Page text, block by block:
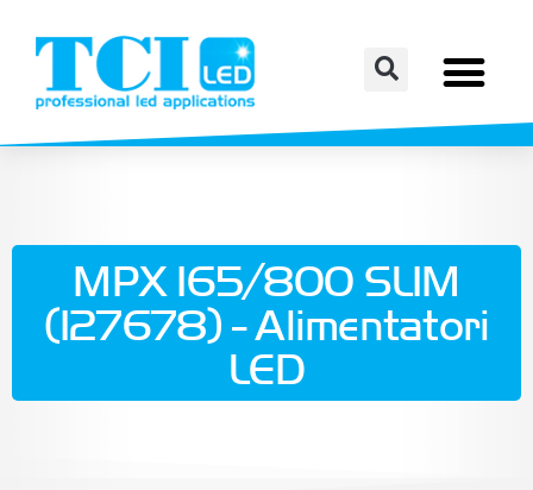
MPX 165/800 SLIM
(127678) - Alimentatori
LED